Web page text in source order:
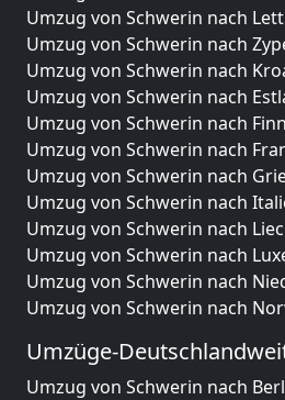
Umzug von Schwerin nach
Umzug von Schwerin nach
Umzug von Schwerin nach
Umzug von Schwerin nach
Umzug von Schwerin nach
Umzug von Schwerin nach
Umzug von Schwerin nach
Umzug von Schwerin nach
Umzug von Schwerin nach
Umzug von Schwerin nach
Umzug von Schwerin nach
Umzug von Schwerin nach
Umzüge-
Umzug von Schwerin nach